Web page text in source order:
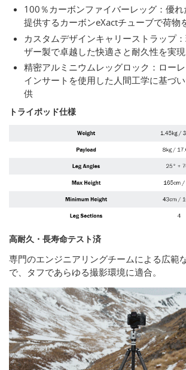
100％カーボンファイバーレッグ：優
提供するカーボンeXactチューブで荷物
カスタムデザインキャリーストラップ
ザー製で卓越した快適さと耐久性を実現
精密アルミニウムレッグロック：ロー
インサートを使用した人間工学に基づ
供
トライポッド仕様
高耐久・長寿命テスト済
専門のエンジニアリングチームによる広範
で、タフであらゆる撮影環境に適合。